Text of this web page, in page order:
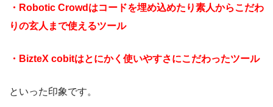
・Robotic Crowdはコードを埋め込めたり素人からこだわ
りの玄人まで使えるツール
・BizteX cobitはとにかく使いやすさにこだわったツール
といった印象です。